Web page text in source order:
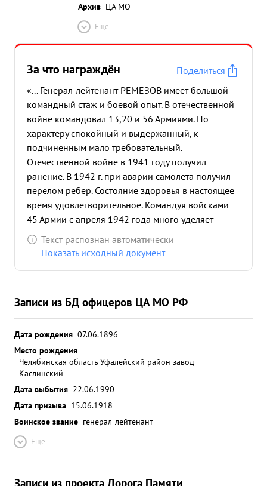
Архив ЦА МО
Ещё
За что награждён
Поделиться
«... Генерал-лейтенант РЕМЕЗОВ имеет большой
командный стаж и боевой опыт. В отечественной
войне командовал 13,20 и 56 Армиями. По
характеру спокойный и выдержанный, к
подчиненным мало требовательный.
Отечественной войне в 1941 году получил
ранение. В 1942 г. при аварии самолета получил
перелом ребер. Состояние здоровья в настоящее
время удовлетворительное. Командуя войсками
45 Армии с апреля 1942 года много уделяет
внимания подготовке их путем личных выездов
ввойска. Должности командующего войсками
1944 года достоин награждения орденом Л ...»
Текст распознан автоматически
Показать исходный документ
Записи из БД офицеров ЦА МО РФ
Дата рождения 07.06.1896
Место рождения
Челябинская область Уфалейский район завод
Каслинский
Дата выбытия 22.06.1990
Дата призыва 15.06.1918
Воинское звание генерал-лейтенант
Ещё
Записи из проекта Дорога Памяти